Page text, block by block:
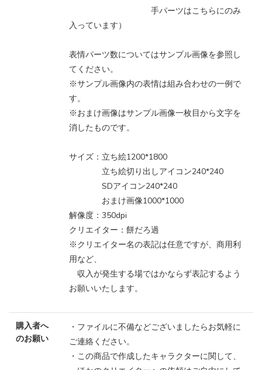
手パーツはこちらにのみ
入っています）
表情パーツ数についてはサンプル画像を参照し
てください。
※サンプル画像内の表情は組み合わせの一例で
す。
※おまけ画像はサンプル画像一枚目から文字を
消したものです。
サイズ：立ち絵1200*1800
立ち絵切り出しアイコン240*240
SDアイコン240*240
おまけ画像1000*1000
解像度：350dpi
クリエイター：餅だろ過
※クリエイター名の表記は任意ですが、商用利
用など、
収入が発生する場ではかならず表記するよう
お願いいたします。
購入者へ
のお願い
・ファイルに不備などございましたらお気軽に
ご連絡ください。
・この商品で作成したキャラクターに関して、